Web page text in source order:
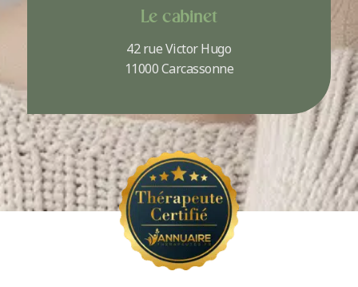
Le cabinet
42 rue Victor Hugo
11000 Carcassonne